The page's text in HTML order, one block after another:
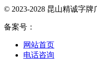
© 2023-2028 昆山精诚字
备案号：
网站首页
电话咨询